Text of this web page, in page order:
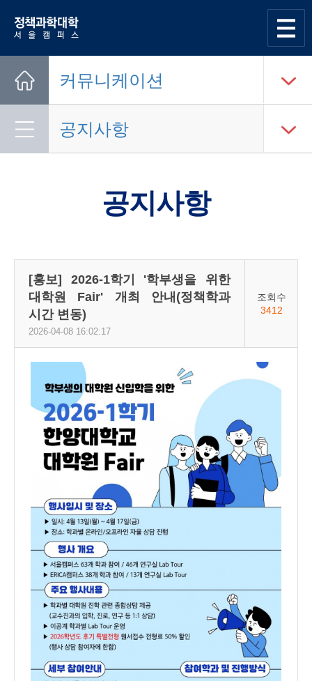
한양대학교
커뮤니케이션
공지사항
공지사항
[홍보] 2026-1학기 '학부생을 위한
대학원 Fair' 개최 안내(정책학과
시간 변동)
2026-04-08 16:02:17
조회수
3412